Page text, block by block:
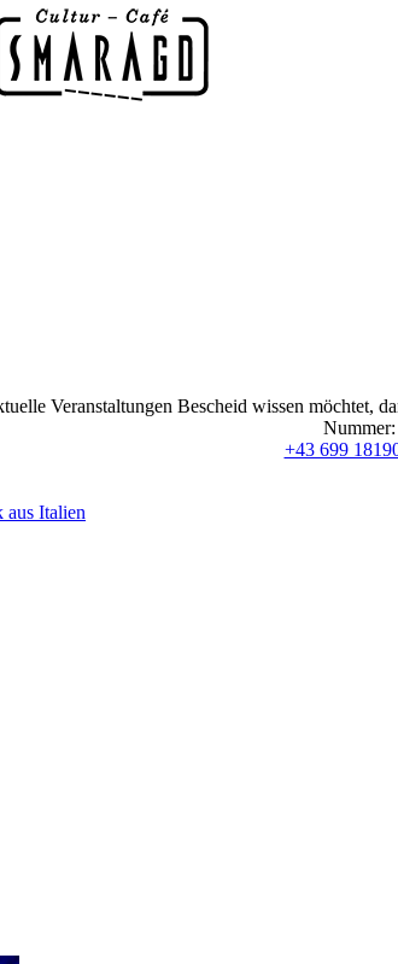
Veranstaltungen Bescheid wissen
Nummer:
+43 699
Italien